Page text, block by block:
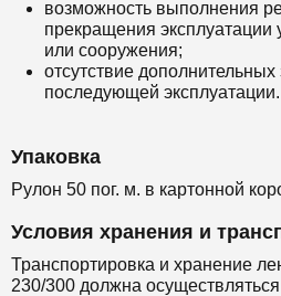
возможность выполнения
прекращения эксплуатации
или сооружения;
отсутствие дополнительных
последующей эксплуатации.
Упаковка
Рулон 50 пог. м. в картонной
Условия хранения и
Транспортировка и хранение
230/300 должна осуществляться